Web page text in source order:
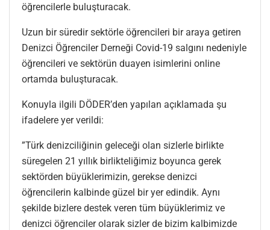
öğrencilerle buluşturacak.
Uzun bir süredir sektörle öğrencileri bir araya getiren
Denizci Öğrenciler Derneği Covid-19 salgını nedeniyle
öğrencileri ve sektörün duayen isimlerini online
ortamda buluşturacak.
Konuyla ilgili DÖDER’den yapılan açıklamada şu
ifadelere yer verildi:
”Türk denizciliğinin geleceği olan sizlerle birlikte
süregelen 21 yıllık birlikteliğimiz boyunca gerek
sektörden büyüklerimizin, gerekse denizci
öğrencilerin kalbinde güzel bir yer edindik. Aynı
şekilde bizlere destek veren tüm büyüklerimiz ve
denizci öğrenciler olarak sizler de bizim kalbimizde